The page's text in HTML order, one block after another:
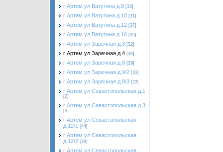
г Артем ул Ватутина д.8 [33]
г Артем ул Ватутина д.10 [31]
г Артем ул Ватутина д.12 [37]
г Артем ул Ватутина д.16 [35]
г Артем ул Заречная д.3 [32]
г Артем ул Заречная д.4 [39]
г Артем ул Заречная д.8 [29]
г Артем ул Заречная д.9/2 [33]
г Артем ул Заречная д.9/3 [23]
г Артем ул Севастопольская д.1
[2]
г Артем ул Севастопольская д.3
[3]
г Артем ул Севастопольская
д.12/1 [44]
г Артем ул Севастопольская
д.12/2 [39]
г Артем ул Севастопольская